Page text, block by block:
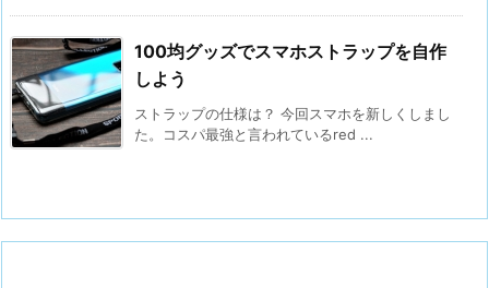
100均グッズでスマホストラップを自作
しよう
ストラップの仕様は？ 今回スマホを新しくしまし
た。コスパ最強と言われているred ...